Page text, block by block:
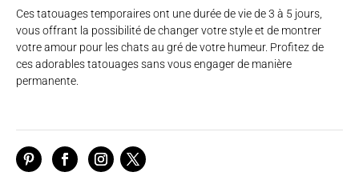
Ces tatouages temporaires ont une durée de vie de 3 à 5 jours,
vous offrant la possibilité de changer votre style et de montrer
votre amour pour les chats au gré de votre humeur. Profitez de
ces adorables tatouages sans vous engager de manière
permanente.